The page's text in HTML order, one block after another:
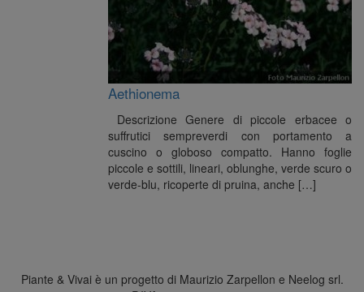
Aethionema
Descrizione Genere di piccole erbacee o
suffrutici sempreverdi con portamento a
cuscino o globoso compatto. Hanno foglie
piccole e sottili, lineari, oblunghe, verde scuro o
verde-blu, ricoperte di pruina, anche […]
Piante & Vivai è un progetto di Maurizio Zarpellon e Neelog srl.